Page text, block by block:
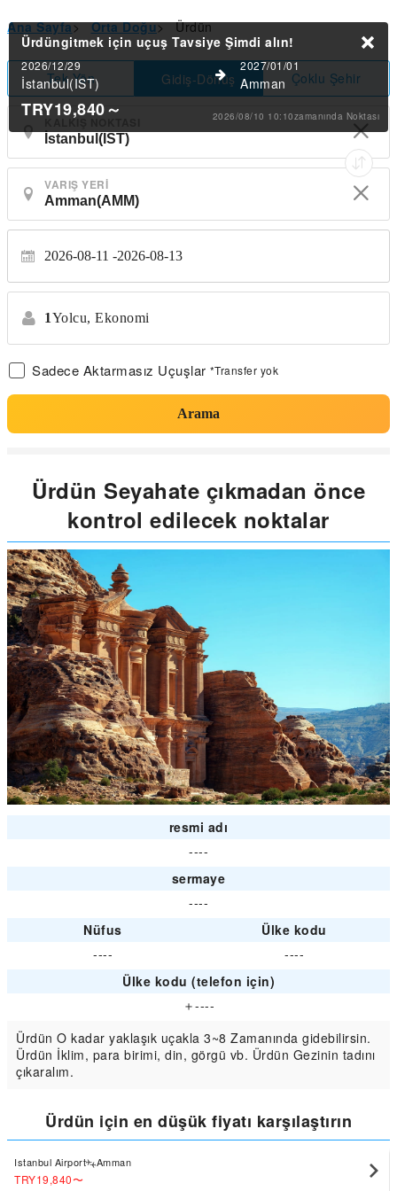
Ana Sayfa> Orta Doğu> Ürdün
Tek Yön Gidiş-Dönüş Çoklu Şehir
KALKIŞ NOKTASI
VARIŞ YERI
2026-08-11 2026-08-13
1Yolcu, Ekonomi
Sadece Aktarmasız Uçuşlar *Transfer yok
Arama
Ürdüngitmek için uçuş Tavsiye Şimdi alın!
2026/12/29
İstanbul(IST)
2027/01/01
Amman
TRY19,840～ 2026/08/10 10:10zamanında Noktası
Ürdün Seyahate çıkmadan önce
kontrol edilecek noktalar
resmi adı
----
sermaye
----
Nüfus
Ülke kodu
----
----
Ülke kodu (telefon için)
＋----
Ürdün O kadar yaklaşık uçakla 3~8 Zamanında gidebilirsin.
Ürdün İklim, para birimi, din, görgü vb. Ürdün Gezinin tadını
çıkaralım.
Ürdün için en düşük fiyatı karşılaştırın
Istanbul Airport Amman
TRY19,840〜